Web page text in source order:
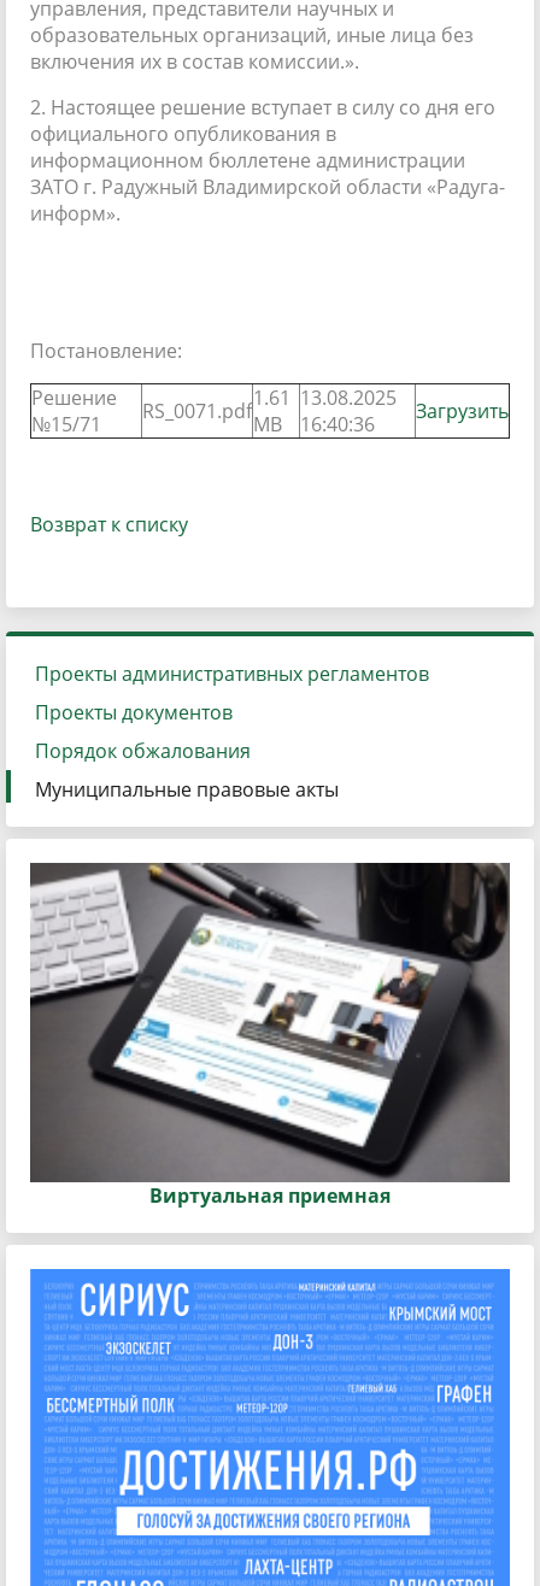
управления, представители научных и
образовательных организаций, иные лица без
включения их в состав комиссии.».
2. Настоящее решение вступает в силу со дня его
официального опубликования в
информационном бюллетене администрации
ЗАТО г. Радужный Владимирской области «Радуга-
информ».
Постановление:
Решение
№15/71
RS_0071.pdf1.61
MB
13.08.2025
16:40:36
Загрузить
Возврат к списку
Проекты административных регламентов
Проекты документов
Порядок обжалования
Муниципальные правовые акты
Виртуальная приемная